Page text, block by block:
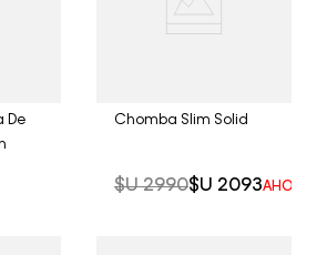
De
Chomba Slim Solid
$U 2990$U 2093AHORRO